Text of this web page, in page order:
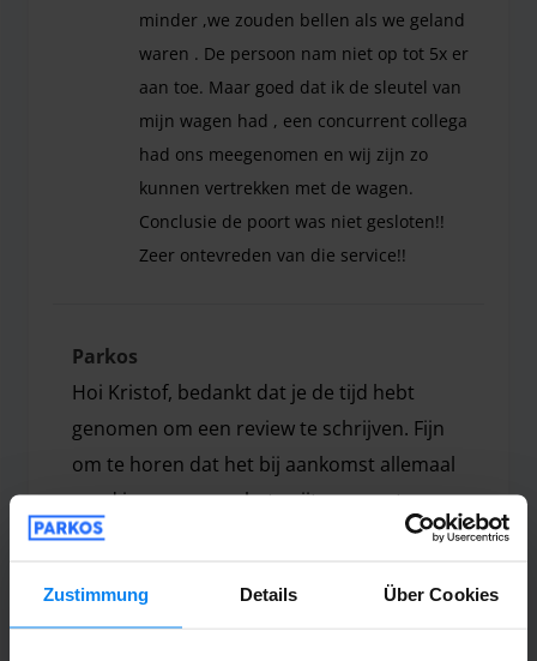
Zustimmung Details Über Cookies
minder ,we zouden bellen als we geland
waren . De persoon nam niet op tot 5x er
aan toe. Maar goed dat ik de sleutel van
mijn wagen had , een concurrent collega
had ons meegenomen en wij zijn zo
kunnen vertrekken met de wagen.
Conclusie de poort was niet gesloten!!
Zeer ontevreden van die service!!
Parkos
Hoi Kristof, bedankt dat je de tijd hebt
genomen om een review te schrijven. Fijn
om te horen dat het bij aankomst allemaal
goed is gegaan, en het spijt ons om te
lezen dat het bij terugkomst anders was. Je
zonder gehoor. Dit is niet de service die je